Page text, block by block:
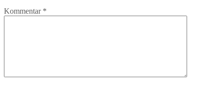
Kommentar *